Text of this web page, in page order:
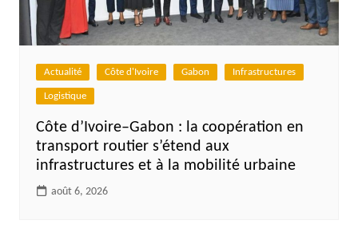
Actualité Côte d'Ivoire Gabon Infrastructures
Logistique
Côte d’Ivoire–Gabon : la coopération en
transport routier s’étend aux
infrastructures et à la mobilité urbaine
août 6, 2026